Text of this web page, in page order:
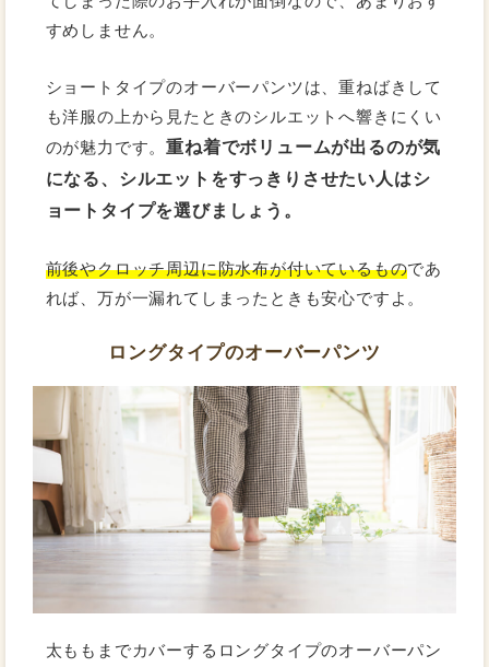
すめしません。
ショートタイプのオーバーパンツは、重ねばきして
も洋服の上から見たときのシルエットへ響きにくい
のが魅力です。重ね着でボリュームが出るのが気
になる、シルエットをすっきりさせたい人はシ
ョートタイプを選びましょう。
前後やクロッチ周辺に防水布が付いているものであ
れば、万が一漏れてしまったときも安心ですよ。
ロングタイプのオーバーパンツ
太ももまでカバーするロングタイプのオーバーパン